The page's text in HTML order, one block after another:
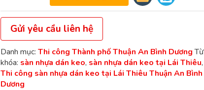
Gửi yêu cầu liên hệ
Danh mục: Thi công Thành phố Thuận An Bình Dương Từ
khóa: sàn nhựa dán keo, sàn nhựa dán keo tại Lái Thiêu,
Thi công sàn nhựa dán keo tại Lái Thiêu Thuận An Bình
Dương